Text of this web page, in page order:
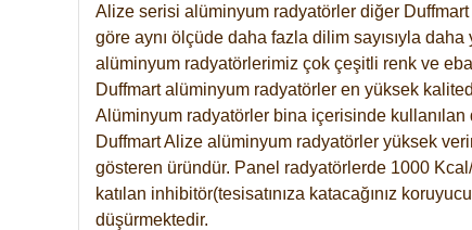
Alize serisi alüminyum radyatörler diğer
göre aynı ölçüde daha fazla dilim sayısıyla
alüminyum radyatörlerimiz çok çeşitli renk ve
Duffmart alüminyum radyatörler en yüksek
Alüminyum radyatörler bina içerisinde kullanılan
Duffmart Alize alüminyum radyatörler yüksek
gösteren üründür. Panel radyatörlerde 1000
katılan inhibitör(tesisatınıza katacağınız
düşürmektedir.